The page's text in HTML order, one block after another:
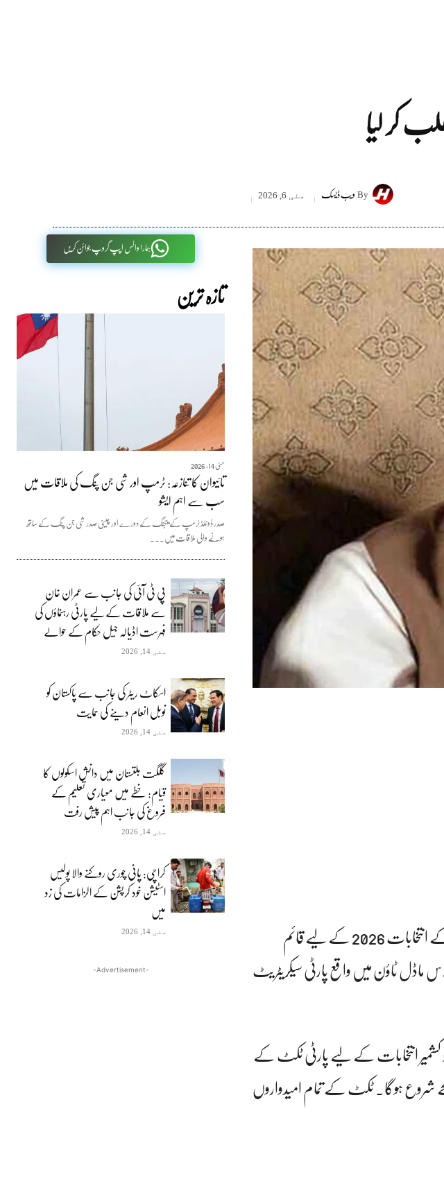
Byویب ڈیسک مئی 6, 2026
ہمارا واٹس اپپ گروپ جوائن کریں
تازہ ترین
مئی 14, 2026
تائیوان کا تنازعہ: ٹرمپ اور شی جن پنگ کی ملاقات میں
سب سے اہم ایشو
صدر ڈونلڈ ٹرمپ کے بیجنگ کے دورے اور چینی صدر شی جن پنگ کے ساتھ
ہونے والی ملاقات میں...
پی ٹی آئی کی جانب سے عمران خان
سے ملاقات کے لیے پارٹی رہنماؤں کی
فہرست اڈیالہ جیل حکام کے حوالے
مئی 14, 2026
اسکاٹ ریٹر کی جانب سے پاکستان کو
نوبل انعام دینے کی حمایت
مئی 14, 2026
گلگت بلتستان میں دانش اسکولوں کا
قیام: خطے میں معیاری تعلیم کے
فروغ کی جانب اہم پیش رفت
مئی 14, 2026
کراچی: پانی چوری روکنے والا پولیس
اسٹیشن خود کرپشن کے الزامات کی زد
میں
مئی 14, 2026
-Advertisement-
مسلم لیگ ن کے صدر میاں نواز شریف نے آزاد جموں و کشمیر کے انتخابات 2026 کے لیے قائم
لیا ہے۔ اجلاس ماڈل ٹاؤن میں واقع پارٹی سیکریٹریٹ
انتخابات کے لیے پارٹی ٹکٹ کے
شروع ہوگا۔ ٹکٹ کے تمام امیدواروں